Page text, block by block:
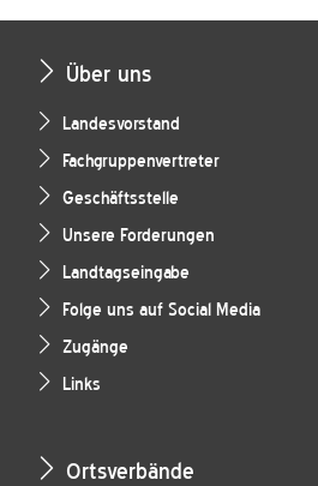
Über uns
Landesvorstand
Fachgruppenvertreter
Geschäftsstelle
Unsere Forderungen
Landtagseingabe
Folge uns auf Social Media
Zugänge
Links
Ortsverbände